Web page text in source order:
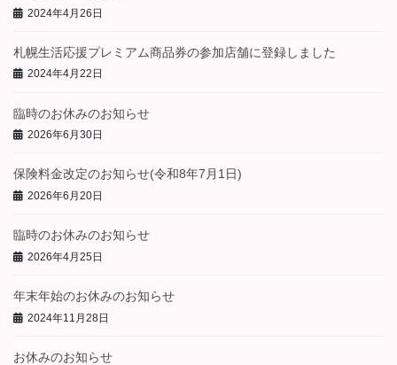
2024年4月26日
札幌生活応援プレミアム商品券の参加店舗に登録しました
2024年4月22日
臨時のお休みのお知らせ
2026年6月30日
保険料金改定のお知らせ(令和8年7月1日)
2026年6月20日
臨時のお休みのお知らせ
2026年4月25日
年末年始のお休みのお知らせ
2024年11月28日
お休みのお知らせ